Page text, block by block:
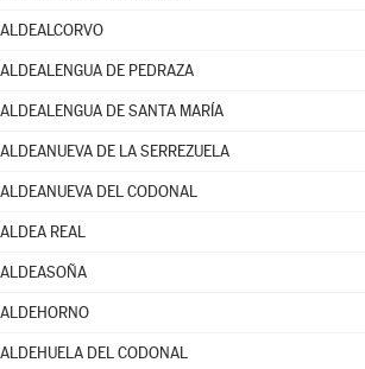
ALDEALCORVO
ALDEALENGUA DE PEDRAZA
ALDEALENGUA DE SANTA MARÍA
ALDEANUEVA DE LA SERREZUELA
ALDEANUEVA DEL CODONAL
ALDEA REAL
ALDEASOÑA
ALDEHORNO
ALDEHUELA DEL CODONAL